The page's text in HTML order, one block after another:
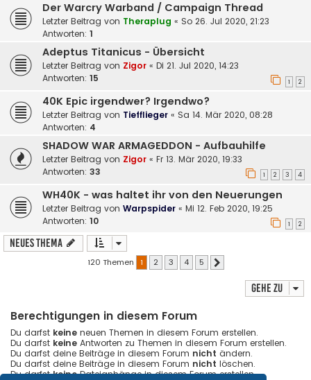
Der Warcry Warband / Campaign Thread
Letzter Beitrag von Theraplug « So 26. Jul 2020, 21:23
Antworten: 1
Adeptus Titanicus - Übersicht
Letzter Beitrag von Zigor « Di 21. Jul 2020, 14:23
Antworten: 15 1 2
40K Epic irgendwer? Irgendwo?
Letzter Beitrag von Tiefflieger « Sa 14. Mär 2020, 08:28
Antworten: 4
SHADOW WAR ARMAGEDDON - Aufbauhilfe
Letzter Beitrag von Zigor « Fr 13. Mär 2020, 19:33
Antworten: 33 1 2 3 4
WH40K - was haltet ihr von den Neuerungen
Letzter Beitrag von Warpspider « Mi 12. Feb 2020, 19:25
Antworten: 10 1 2
Neues Thema
120 Themen 1 2 3 4 5
Gehe zu
Berechtigungen in diesem Forum
Du darfst keine neuen Themen in diesem Forum erstellen.
Du darfst keine Antworten zu Themen in diesem Forum erstellen.
Du darfst deine Beiträge in diesem Forum nicht ändern.
Du darfst deine Beiträge in diesem Forum nicht löschen.
Du darfstkeineDateianhänge in diesem Forum erstellen.